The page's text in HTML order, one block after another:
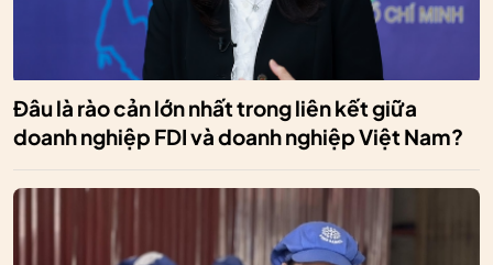
Đâu là rào cản lớn nhất trong liên kết giữa
doanh nghiệp FDI và doanh nghiệp Việt Nam?